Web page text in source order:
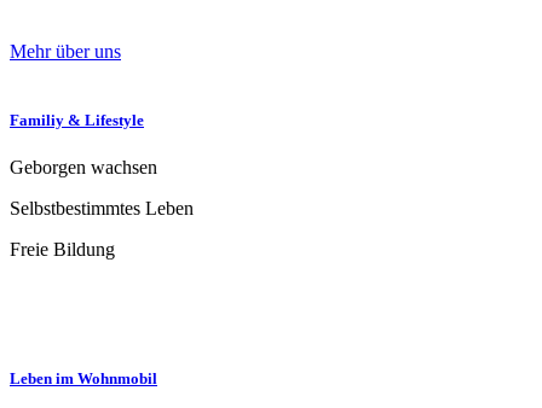
Mehr über uns
Familiy & Lifestyle
Geborgen wachsen
Selbstbestimmtes Leben
Freie Bildung
Leben im Wohnmobil